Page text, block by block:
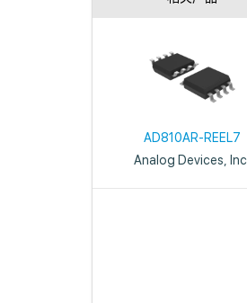
AD810AR-REEL7
Analog Devices, Inc.